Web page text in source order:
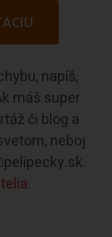
napíš,
máš super
či blog a
neboj